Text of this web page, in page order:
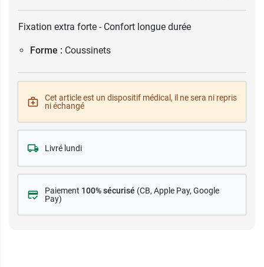
Fixation extra forte - Confort longue durée
Forme : Coussinets
Cet article est un dispositif médical, il ne sera ni repris
ni échangé
Livré lundi
Paiement 100% sécurisé (CB, Apple Pay, Google
Pay)